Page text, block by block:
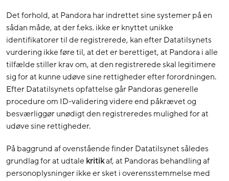
Det forhold, at Pandora har indrettet sine systemer på en
sådan måde, at der f.eks. ikke er knyttet unikke
identifikatorer til de registrerede, kan efter Datatilsynets
vurdering ikke føre til, at det er berettiget, at Pandora i alle
tilfælde stiller krav om, at den registrerede skal legitimere
sig for at kunne udøve sine rettigheder efter forordningen.
Efter Datatilsynets opfattelse går Pandoras generelle
procedure om ID-validering videre end påkrævet og
besværliggør unødigt den registreredes mulighed for at
udøve sine rettigheder.
På baggrund af ovenstående finder Datatilsynet således
grundlag for at udtalekritikaf, at Pandoras behandling af
personoplysninger ikke er sket i overensstemmelse med